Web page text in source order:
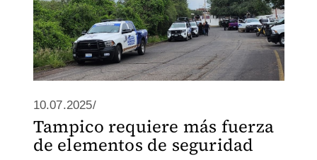
10.07.2025/
Tampico requiere más fuerza
de elementos de seguridad